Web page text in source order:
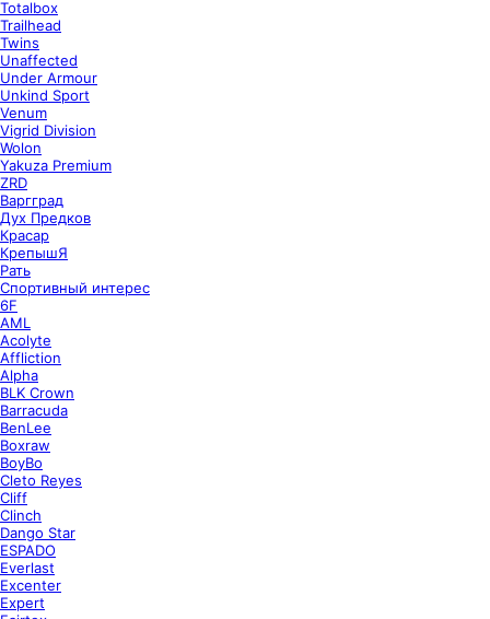
Totalbox
Trailhead
Twins
Unaffected
Under Armour
Unkind Sport
Venum
Vigrid Division
Wolon
Yakuza Premium
ZRD
Варгград
Дух Предков
Красар
КрепышЯ
Рать
Спортивный интерес
6F
AML
Acolyte
Affliction
Alpha
BLK Crown
Barracuda
BenLee
Boxraw
BoyBo
Cleto Reyes
Cliff
Clinch
Dango Star
ESPADO
Everlast
Excenter
Expert